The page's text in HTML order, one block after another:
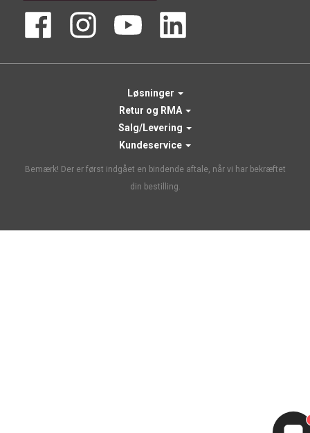
Løsninger
Retur og RMA
Salg/Levering
Kundeservice
Bemærk! Der er først indgået en bindende aftale, når vi har bekræftet
din bestilling.